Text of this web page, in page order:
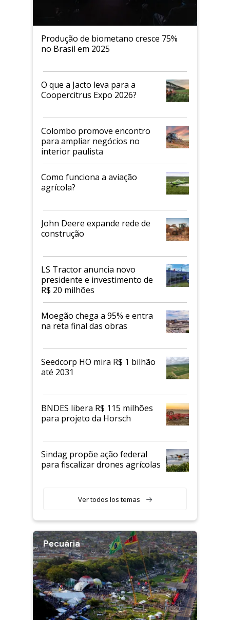
Produção de biometano cresce 75%
no Brasil em 2025
O que a Jacto leva para a
Coopercitrus Expo 2026?
Colombo promove encontro
para ampliar negócios no
interior paulista
Como funciona a aviação
agrícola?
John Deere expande rede de
construção
LS Tractor anuncia novo
presidente e investimento de
R$ 20 milhões
Moegão chega a 95% e entra
na reta final das obras
Seedcorp HO mira R$ 1 bilhão
até 2031
BNDES libera R$ 115 milhões
para projeto da Horsch
Sindag propõe ação federal
para fiscalizar drones agrícolas
Ver todos los temas
Pecuária